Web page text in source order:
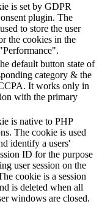
is set by GDPR
plugin. The
to store the user
the cookies in the
default button state of
category & the
It works only in
with the primary
is native to PHP
The cookie is used
identify a users'
ID for the purpose
user session on the
cookie is a session
is deleted when all
windows are closed.